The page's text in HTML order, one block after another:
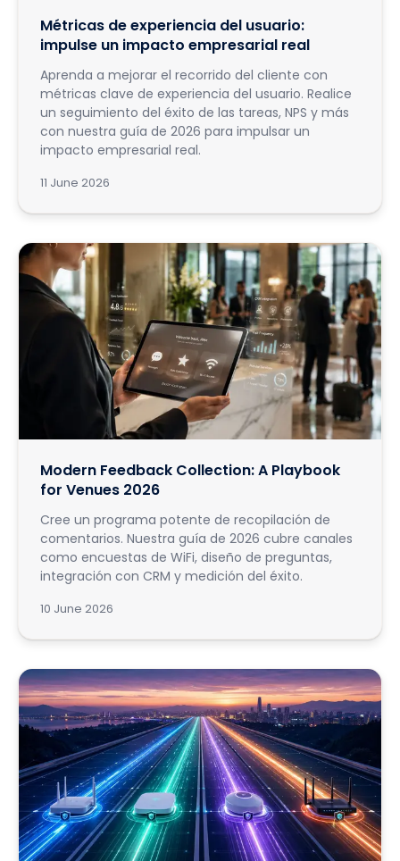
Métricas de experiencia del usuario:
impulse un impacto empresarial real
Aprenda a mejorar el recorrido del cliente con
métricas clave de experiencia del usuario. Realice
un seguimiento del éxito de las tareas, NPS y más
con nuestra guía de 2026 para impulsar un
impacto empresarial real.
11 June 2026
Modern Feedback Collection: A Playbook
for Venues 2026
Cree un programa potente de recopilación de
comentarios. Nuestra guía de 2026 cubre canales
como encuestas de WiFi, diseño de preguntas,
integración con CRM y medición del éxito.
10 June 2026